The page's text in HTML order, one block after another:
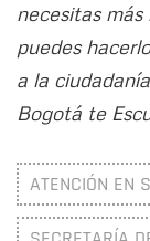
necesitas
puedes
a la
Bogotá te
ATENCIÓN EN